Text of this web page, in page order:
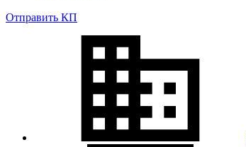
Отправить КП